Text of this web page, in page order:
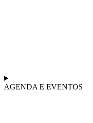
AGENDA E EVENTOS